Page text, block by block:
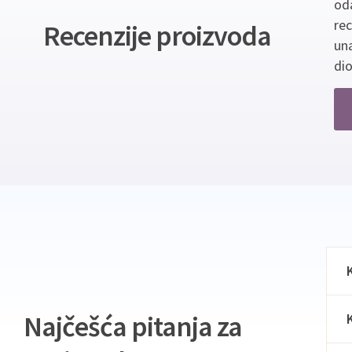
Recenzije proizvoda
Najčešća pitanja za